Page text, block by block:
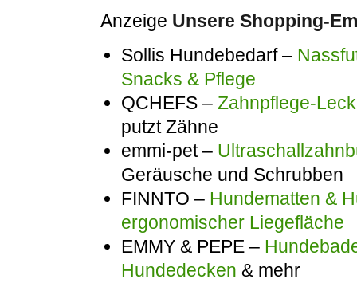
Anzeige Unsere Shopping-
Sollis Hundebedarf –
Snacks & Pflege
QCHEFS – Zahnpflege-
putzt Zähne
emmi-pet –
Geräusche und Schrubben
FINNTO – Hundematten &
ergonomischer Liegefläche
EMMY & PEPE –
Hundedecken & mehr